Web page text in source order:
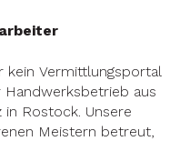
Vermittlungsportal
aus
Rostock. Unsere
Meistern betreut,